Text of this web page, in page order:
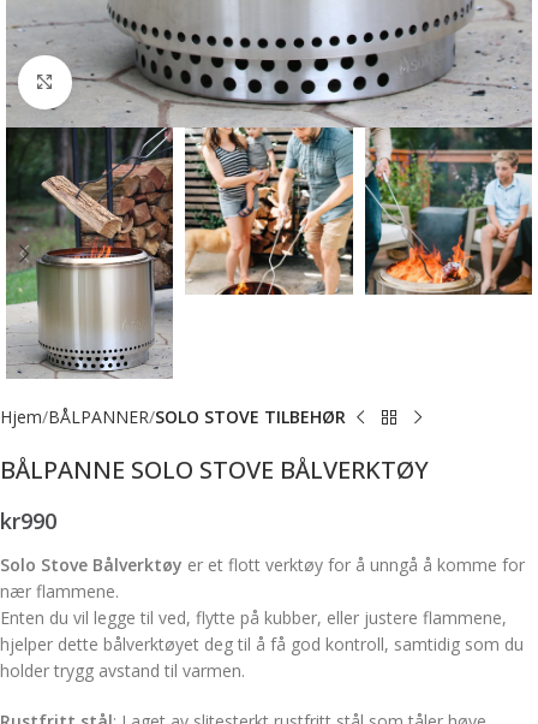
Forstørr bilde
Hjem BÅLPANNER SOLO STOVE TILBEHØR
BÅLPANNE SOLO STOVE BÅLVERKTØY
kr990
Solo Stove Bålverktøy er et flott verktøy for å unngå å komme for
nær flammene.
Enten du vil legge til ved, flytte på kubber, eller justere flammene,
hjelper dette bålverktøyet deg til å få god kontroll, samtidig som du
holder trygg avstand til varmen.